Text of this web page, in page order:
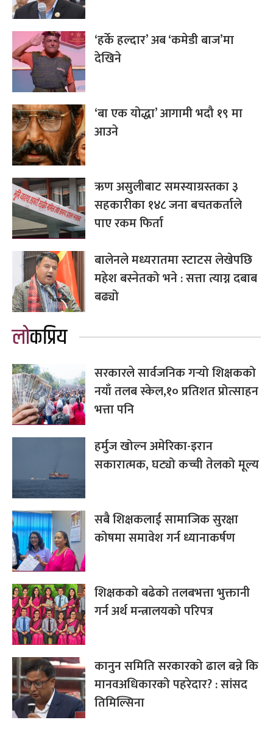
‘हर्के हल्दार’ अब ‘कमेडी बाज’मा
देखिने
‘बा एक योद्धा’ आगामी भदौ १९ मा
आउने
ऋण असुलीबाट समस्याग्रस्तका ३
सहकारीका १४८ जना बचतकर्ताले
पाए रकम फिर्ता
बालेनले मध्यरातमा स्टाटस लेखेपछि
महेश बस्नेतको भने : सत्ता त्याग्न दबाब
बढ्यो
लोकप्रिय
सरकारले सार्वजनिक गर्‍यो शिक्षकको
नयाँ तलब स्केल,१० प्रतिशत प्रोत्साहन
भत्ता पनि
हर्मुज खोल्न अमेरिका-इरान
सकारात्मक, घट्यो कच्ची तेलको मूल्य
सबै शिक्षकलाई सामाजिक सुरक्षा
कोषमा समावेश गर्न ध्यानाकर्षण
शिक्षकको बढेको तलबभत्ता भुक्तानी
गर्न अर्थ मन्त्रालयको परिपत्र
कानुन समिति सरकारको ढाल बन्ने कि
मानवअधिकारको पहरेदार? : सांसद
तिमिल्सिना